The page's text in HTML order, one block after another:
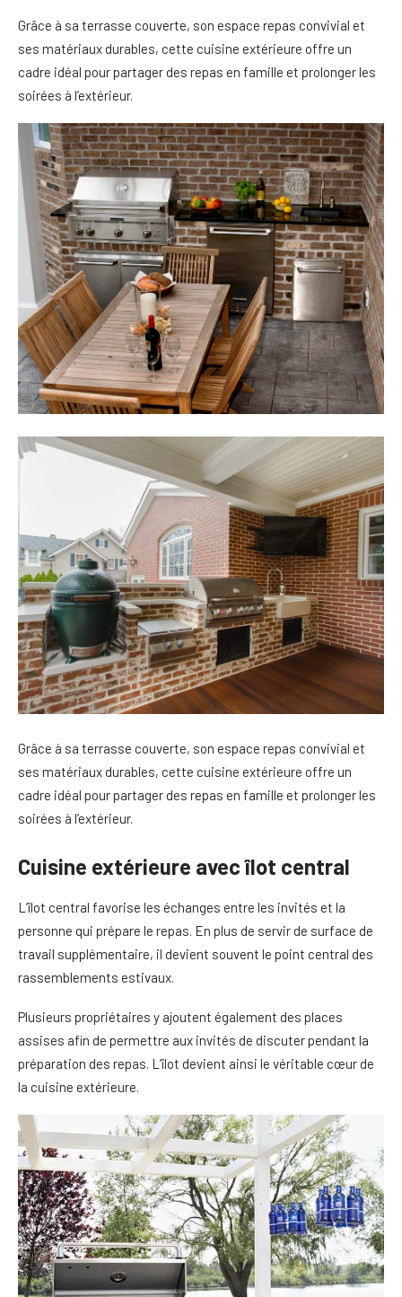
Grâce à sa terrasse couverte, son espace repas convivial et
ses matériaux durables, cette cuisine extérieure offre un
cadre idéal pour partager des repas en famille et prolonger les
soirées à l’extérieur.
Grâce à sa terrasse couverte, son espace repas convivial et
ses matériaux durables, cette cuisine extérieure offre un
cadre idéal pour partager des repas en famille et prolonger les
soirées à l’extérieur.
Cuisine extérieure avec îlot central
L’îlot central favorise les échanges entre les invités et la
personne qui prépare le repas. En plus de servir de surface de
travail supplémentaire, il devient souvent le point central des
rassemblements estivaux.
Plusieurs propriétaires y ajoutent également des places
assises afin de permettre aux invités de discuter pendant la
préparation des repas. L’îlot devient ainsi le véritable cœur de
la cuisine extérieure.